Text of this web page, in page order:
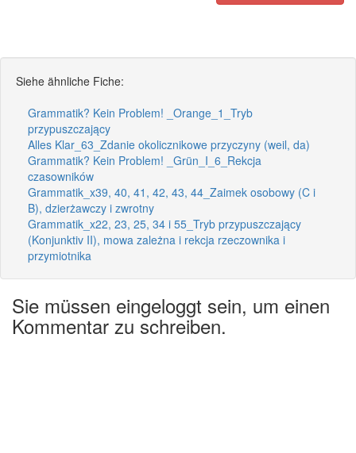
Siehe ähnliche Fiche:
Grammatik? Kein Problem! _Orange_1_Tryb
przypuszczający
Alles Klar_63_Zdanie okolicznikowe przyczyny (weil, da)
Grammatik? Kein Problem! _Grün_I_6_Rekcja
czasowników
Grammatik_x39, 40, 41, 42, 43, 44_Zaimek osobowy (C i
B), dzierżawczy i zwrotny
Grammatik_x22, 23, 25, 34 i 55_Tryb przypuszczający
(Konjunktiv II), mowa zależna i rekcja rzeczownika i
przymiotnika
Sie müssen eingeloggt sein, um einen
Kommentar zu schreiben.